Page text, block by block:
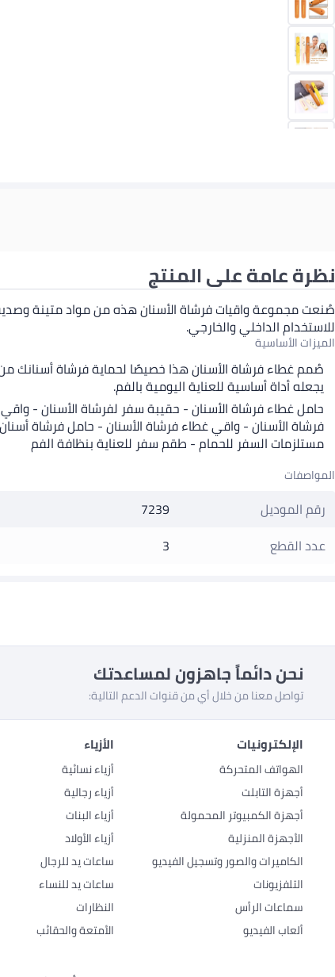
نظرة عامة على المنتج
صُنعت مجموعة واقيات فرشاة الأسنان هذه من مواد متينة
للاستخدام الداخلي والخارجي.
الميزات الأساسية
صُمم غطاء فرشاة الأسنان هذا خصيصًا لحماية فرشاة أسنانك من
يجعله أداة أساسية للعناية اليومية بالفم.
حامل غطاء فرشاة الأسنان - حقيبة سفر لفرشاة الأسنان -
فرشاة الأسنان - واقي غطاء فرشاة الأسنان - حامل فرشاة
مستلزمات السفر للحمام - طقم سفر للعناية بنظافة الفم
المواصفات
رقم الموديل
7239
عدد القطع
3
نحن دائماً جاهزون لمساعدتك
تواصل معنا من خلال أي من قنوات الدعم التالية:
الإلكترونيات
الهواتف المتحركة
أجهزة التابلت
أجهزة الكمبيوتر المحمولة
الأجهزة المنزلية
الكاميرات والصور وتسجيل الفيديو
التلفزيونات
سماعات الرأس
ألعاب الفيديو
الأزياء
أزياء نسائية
أزياء رجالية
أزياء البنات
أزياء الأولاد
ساعات يد للرجال
ساعات يد للنساء
النظارات
الأمتعة والحقائب